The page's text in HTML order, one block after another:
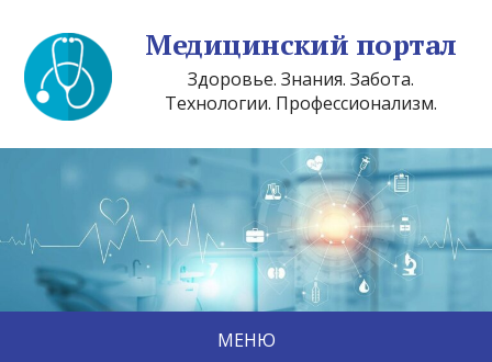
Медицинский портал
Здоровье. Знания. Забота.
Технологии. Профессионализм.
МЕНЮ